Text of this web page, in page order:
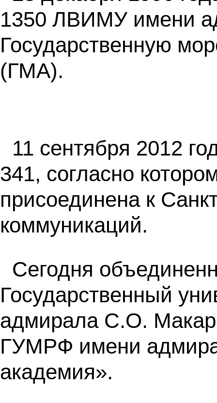
1350 ЛВИМУ имени
Государственную
(ГМА).
11 сентября 2012
341, согласно
присоединена к
коммуникаций.
Сегодня
Государственный
адмирала С.О.
ГУМРФ имени
академия».